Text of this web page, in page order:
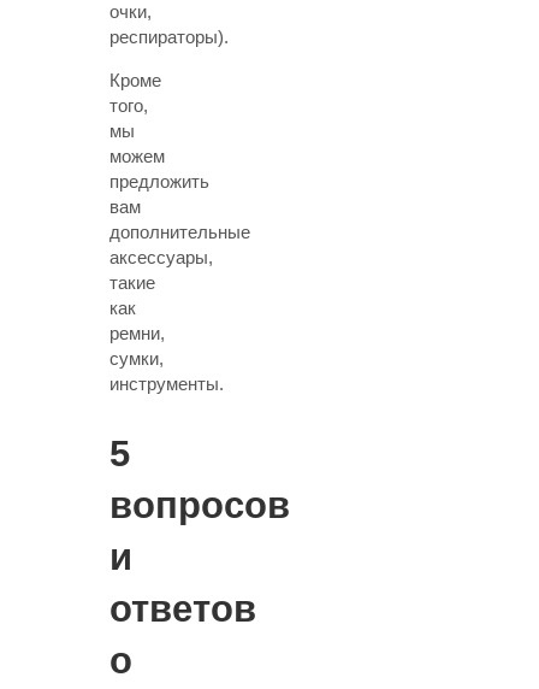
очки,
респираторы).
Кроме
того,
мы
можем
предложить
вам
дополнительные
аксессуары,
такие
как
ремни,
сумки,
инструменты.
5
вопросов
и
ответов
о